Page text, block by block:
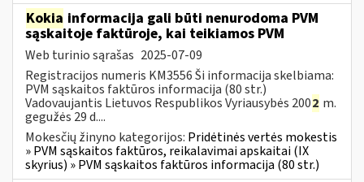
Kokia informacija gali būti nenurodoma PVM
sąskaitoje faktūroje, kai teikiamos PVM
Web turinio sąrašas 2025-07-09
Registracijos numeris KM3556 Ši informacija skelbiama:
PVM sąskaitos faktūros informacija (80 str.)
Vadovaujantis Lietuvos Respublikos Vyriausybės 2002 m.
gegužės 29 d....
Mokesčių žinyno kategorijos: Pridėtinės vertės mokestis
» PVM sąskaitos faktūros, reikalavimai apskaitai (IX
skyrius) » PVM sąskaitos faktūros informacija (80 str.)